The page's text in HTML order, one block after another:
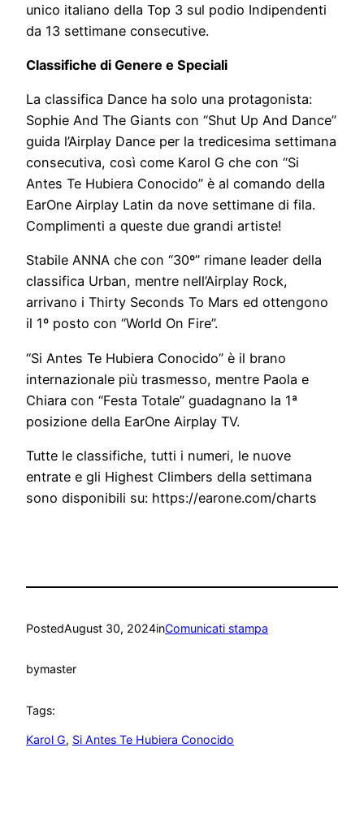
unico italiano della Top 3 sul podio Indipendenti
da 13 settimane consecutive.
Classifiche di Genere e Speciali
La classifica Dance ha solo una protagonista:
Sophie And The Giants con “Shut Up And Dance”
guida l’Airplay Dance per la tredicesima settimana
consecutiva, così come Karol G che con “Si
Antes Te Hubiera Conocido” è al comando della
EarOne Airplay Latin da nove settimane di fila.
Complimenti a queste due grandi artiste!
Stabile ANNA che con “30º” rimane leader della
classifica Urban, mentre nell’Airplay Rock,
arrivano i Thirty Seconds To Mars ed ottengono
il 1º posto con “World On Fire”.
“Si Antes Te Hubiera Conocido” è il brano
internazionale più trasmesso, mentre Paola e
Chiara con “Festa Totale” guadagnano la 1ª
posizione della EarOne Airplay TV.
Tutte le classifiche, tutti i numeri, le nuove
entrate e gli Highest Climbers della settimana
sono disponibili su: https://earone.com/charts
PostedAugust 30, 2024inComunicati stampa
bymaster
Tags:
Karol G, Si Antes Te Hubiera Conocido